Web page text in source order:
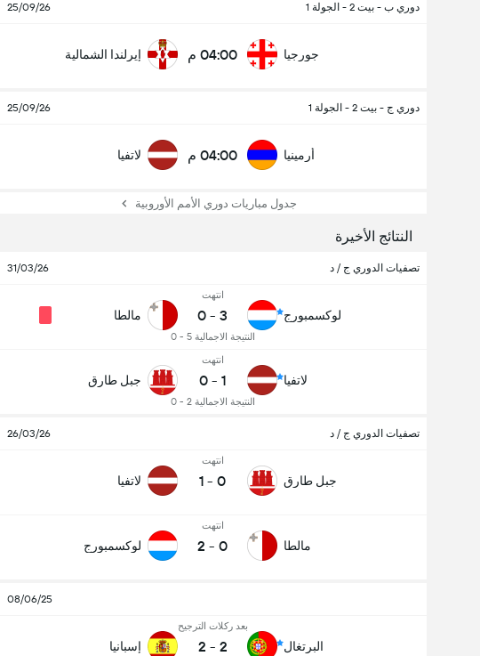
دوري ب - بيت 2 - الجولة 1 25/09/26
جورجيا 04:00 م إيرلندا الشمالية
دوري ج - بيت 2 - الجولة 1 25/09/26
أرمينيا 04:00 م لاتفيا
جدول مباريات دوري الأمم الأوروبية
النتائج الأخيرة
تصفيات الدوري ج / د 31/03/26
لوكسمبورج
انتهت
3
-
0
النتيجة الاجمالية 5 - 0
مالطا
لاتفيا
انتهت
1
-
0
النتيجة الاجمالية 2 - 0
جبل طارق
تصفيات الدوري ج / د 26/03/26
جبل طارق
انتهت
0
-
1 لاتفيا
مالطا
انتهت
0
-
2 لوكسمبورج
08/06/25
البرتغال
بعد ركلات الترجيح
2
-
2 إسبانيا